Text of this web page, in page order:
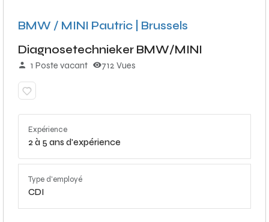
BMW / MINI Pautric | Brussels
Diagnosetechnieker BMW/MINI
1 Poste vacant 712 Vues
Expérience
2 à 5 ans d'expérience
Type d'employé
CDI